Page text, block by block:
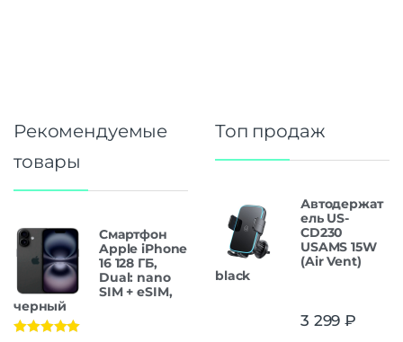
Рекомендуемые
товары
Смартфон
Apple iPhone
16 128 ГБ,
Dual: nano
SIM + eSIM,
черный
Топ продаж
Автодержат
ель US-
CD230
USAMS 15W
(Air Vent)
black
3 299 ₽